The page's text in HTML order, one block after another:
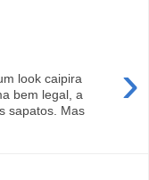
›
look caipira
bem legal, a
sapatos. Mas